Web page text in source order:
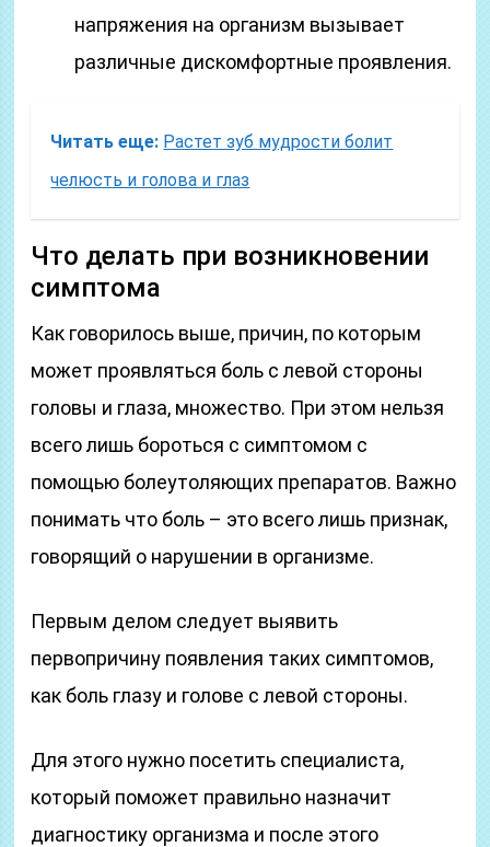
напряжения на организм вызывает
различные дискомфортные проявления.
Читать еще: Растет зуб мудрости болит
челюсть и голова и глаз
Что делать при возникновении
симптома
Как говорилось выше, причин, по которым
может проявляться боль с левой стороны
головы и глаза, множество. При этом нельзя
всего лишь бороться с симптомом с
помощью болеутоляющих препаратов. Важно
понимать что боль – это всего лишь признак,
говорящий о нарушении в организме.
Первым делом следует выявить
первопричину появления таких симптомов,
как боль глазу и голове с левой стороны.
Для этого нужно посетить специалиста,
который поможет правильно назначит
диагностику организма и после этого